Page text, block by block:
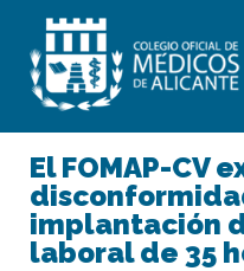
El FOMAP-CV
implantación
laboral de 35